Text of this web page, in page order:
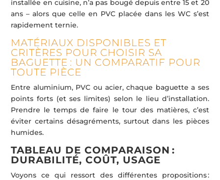
installée en cuisine, n’a pas bougé depuis entre 15 et 20
ans – alors que celle en PVC placée dans les WC s’est
rapidement ternie.
MATÉRIAUX DISPONIBLES ET
CRITÈRES POUR CHOISIR SA
BAGUETTE : UN COMPARATIF POUR
TOUTE PIÈCE
Entre aluminium, PVC ou acier, chaque baguette a ses
points forts (et ses limites) selon le lieu d’installation.
Prendre le temps de faire le tour des matières, c’est
éviter certains désagréments, surtout dans les pièces
humides.
TABLEAU DE COMPARAISON :
DURABILITÉ, COÛT, USAGE
Voyons ce qui ressort des différentes propositions :